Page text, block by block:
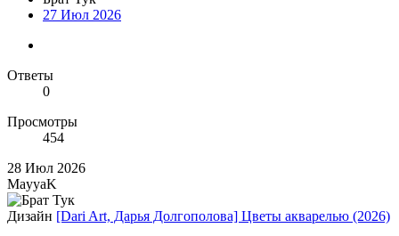
27 Июл 2026
Ответы
0
Просмотры
454
28 Июл 2026
MayyaK
Дизайн [Dari Art, Дарья Долгополова] Цветы акварелью (2026)